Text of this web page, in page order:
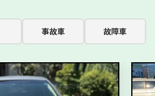
事故車 故障車